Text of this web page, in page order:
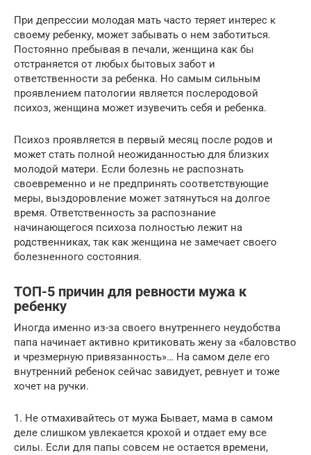
При депрессии молодая мать часто теряет интерес к
своему ребенку, может забывать о нем заботиться.
Постоянно пребывая в печали, женщина как бы
отстраняется от любых бытовых забот и
ответственности за ребенка. Но самым сильным
проявлением патологии является послеродовой
психоз, женщина может изувечить себя и ребенка.
Психоз проявляется в первый месяц после родов и
может стать полной неожиданностью для близких
молодой матери. Если болезнь не распознать
своевременно и не предпринять соответствующие
меры, выздоровление может затянуться на долгое
время. Ответственность за распознание
начинающегося психоза полностью лежит на
родственниках, так как женщина не замечает своего
болезненного состояния.
ТОП-5 причин для ревности мужа к
ребенку
Иногда именно из-за своего внутреннего неудобства
папа начинает активно критиковать жену за «баловство
и чрезмерную привязанность»… На самом деле его
внутренний ребенок сейчас завидует, ревнует и тоже
хочет на ручки.
1. Не отмахивайтесь от мужа Бывает, мама в самом
деле слишком увлекается крохой и отдает ему все
силы. Если для папы совсем не остается времени,